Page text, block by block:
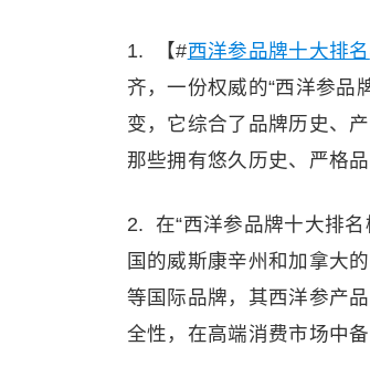
1. 【#西洋参品牌十大排名
齐，一份权威的“西洋参品
变，它综合了品牌历史、
那些拥有悠久历史、严格
2. 在“西洋参品牌十大排
国的威斯康辛州和加拿大
等国际品牌，其西洋参产
全性，在高端消费市场中备